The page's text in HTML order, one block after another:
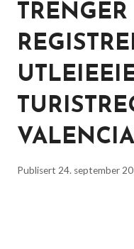
Publisert 24. september